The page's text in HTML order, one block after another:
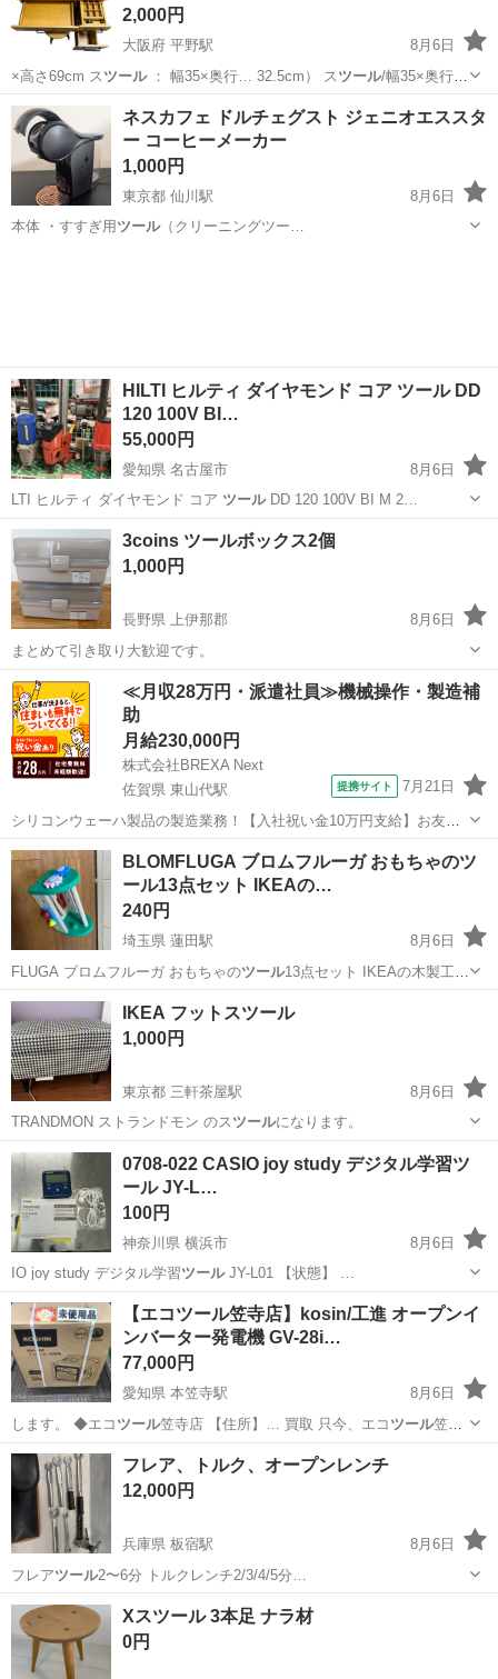
2,000円
大阪府 平野駅
8月6日
×高さ69cm ス ツール： 幅35×奥行… 32.5cm） ス ツール/幅35×奥行
35…
大阪 ドレッサー ロウヤ
ネスカフェ ドルチェグスト ジェニオエススタ
ー コーヒーメーカー
1,000円
東京都 仙川駅
8月6日
本体 ・すすぎ用 ツール（クリーニングツー…
HILTI ヒルティ ダイヤモンド コア ツール DD
120 100V BI…
55,000円
愛知県 名古屋市
8月6日
LTI ヒルティ ダイヤモンド コア ツールDD 120 100V BI M 2…
愛知 名古屋市 その他
3coins ツールボックス2個
1,000円
長野県 上伊那郡
8月6日
まとめて引き取り大歓迎です。
長野 上伊那郡 収納家具
≪月収28万円・派遣社員≫機械操作・製造補
助
月給230,000円
株式会社BREXA Next
佐賀県 東山代駅
提携サイト 7月21日
シリコンウェーハ製品の製造業務！【入社祝い金10万円支給】お友達
やカップルとの応募OK◎年間休日129日＆休出なしでプライベート充
実♪業務はクリーンルームで快適作業◎自社正社員登用制度あり★1食
300円～の格安食堂あり！《佐...
佐賀 伊万里市 その他
BLOMFLUGA ブロムフルーガ おもちゃのツ
ール13点セット IKEAの…
240円
埼玉県 蓮田駅
8月6日
FLUGA ブロムフルーガ おもちゃのツール13点セット IKEAの木製工具
おも…
埼玉 蓮田市 おもちゃ
IKEA フットスツール
1,000円
東京都 三軒茶屋駅
8月6日
TRANDMON ストランドモン のス ツールになります。
東京 世田谷区
0708-022 CASIO joy study デジタル学習ツ
ール JY-L…
100円
神奈川県 横浜市
8月6日
IO joy study デジタル学習ツール JY-L01 【状態】 …
神奈川 横浜市 ポータブルプレーヤー joy
【エコツール笠寺店】kosin/工進 オープンイ
ンバーター発電機 GV-28i…
77,000円
愛知県 本笠寺駅
8月6日
します。 ◆エコ ツール笠寺店 【住所】… 買取 只今、エコ ツール笠寺
店では 電動…
愛知 名古屋市 本笠寺駅 ツール
フレア、トルク、オープンレンチ
12,000円
兵庫県 板宿駅
8月6日
フレアツール2〜6分 トルクレンチ2/3/4/5分…
兵庫 神戸市 季節、空調家電
Xスツール 3本足 ナラ材
0円